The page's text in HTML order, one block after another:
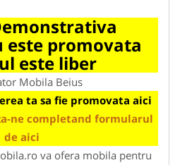
este promovata
este liber
Mobila Beius
ta sa fie promovata aici
ne completand formularul
de aici
va ofera mobila pentru